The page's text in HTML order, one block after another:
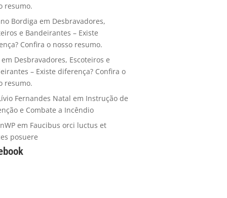
resumo.
Bordiga em Desbravadores,
e Bandeirantes – Existe
Confira o nosso resumo.
em Desbravadores, Escoteiros e
– Existe diferença? Confira o
resumo.
Fernandes Natal em Instrução de
e Combate a Incêndio
em Faucibus orci luctus et
posuere